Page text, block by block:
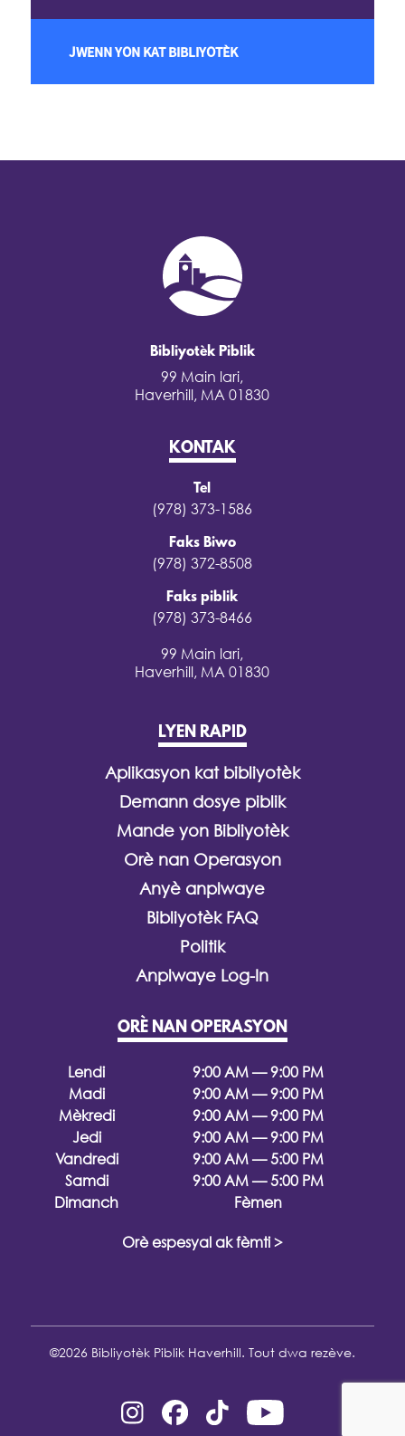
JWENN YON KAT BIBLIYOTÈK
Bibliyotèk Piblik
99 Main lari,
Haverhill, MA 01830
KONTAK
Tel
(978) 373-1586
Faks Biwo
(978) 372-8508
Faks piblik
(978) 373-8466
99 Main lari,
Haverhill, MA 01830
LYEN RAPID
Aplikasyon kat bibliyotèk
Demann dosye piblik
Mande yon Bibliyotèk
Orè nan Operasyon
Anyè anplwaye
Bibliyotèk FAQ
Politik
Anplwaye Log-In
ORÈ NAN OPERASYON
Lendi
9:00 AM — 9:00 PM
Madi
9:00 AM — 9:00 PM
Mèkredi
9:00 AM — 9:00 PM
Jedi
9:00 AM — 9:00 PM
Vandredi
9:00 AM — 5:00 PM
Samdi
9:00 AM — 5:00 PM
Dimanch
Fèmen
Orè espesyal ak fèmti >
©2026 Bibliyotèk Piblik Haverhill. Tout dwa rezève.